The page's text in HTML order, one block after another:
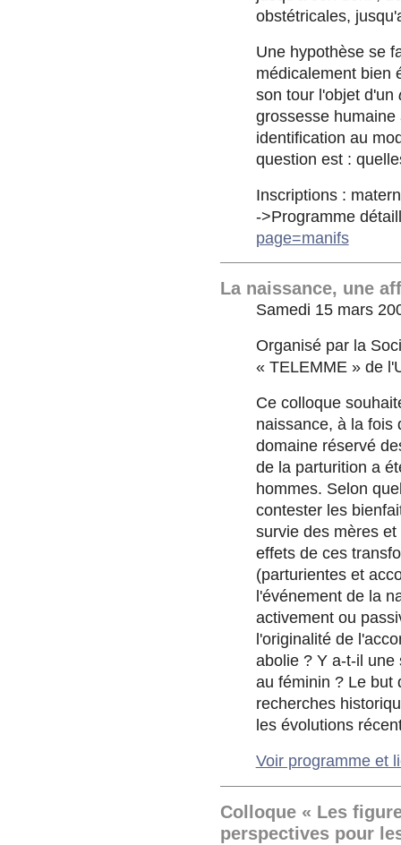
obstétricales,
Une hypothèse se
médicalement bien
son tour l'objet d'un
grossesse
identification au
question est :
Inscriptions :
->Programme
page=manifs
La naissance, une
Samedi 15 mars
Organisé par la
« TELEMME » de
Ce colloque
naissance, à la fois
domaine réservé
de la parturition a
hommes. Selon
contester les
survie des mères
effets de ces
(parturientes et
l'événement de la
activement ou
l'originalité de
abolie ? Y a-t-il une
au féminin ? Le but
recherches
les évolutions
Voir programme et
Colloque « Les
perspectives pour